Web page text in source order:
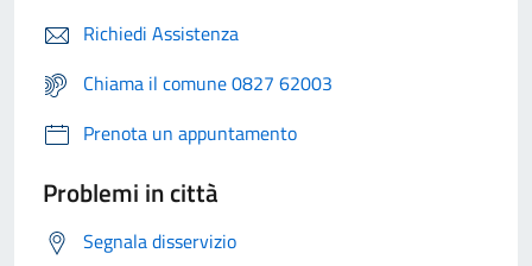
Richiedi Assistenza
Chiama il comune 0827 62003
Prenota un appuntamento
Problemi in città
Segnala disservizio